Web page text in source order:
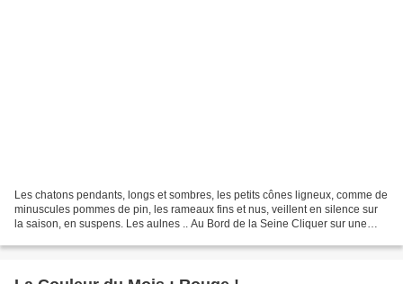
Les chatons pendants, longs et sombres, les petits cônes ligneux, comme de
minuscules pommes de pin, les rameaux fins et nus, veillent en silence sur
la saison, en suspens. Les aulnes .. Au Bord de la Seine Cliquer sur une